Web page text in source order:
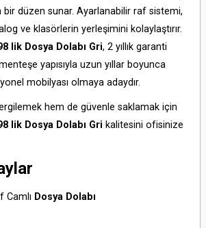
bir düzen sunar. Ayarlanabilir raf sistemi,
ve klasörlerin yerleşimini kolaylaştırır.
lik Dosya Dolabı Gri, 2 yıllık garanti
yapısıyla uzun yıllar boyunca
mobilyası olmaya adaydır.
hem de güvenle saklamak için
lik Dosya Dolabı Gri kalitesini ofisinize
Camlı Dosya Dolabı